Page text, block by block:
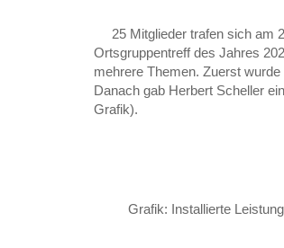
25 Mitglieder trafen sich am
Ortsgruppentreff des Jahres
mehrere Themen. Zuerst
Danach gab Herbert Scheller
Grafik).
Grafik: Installierte